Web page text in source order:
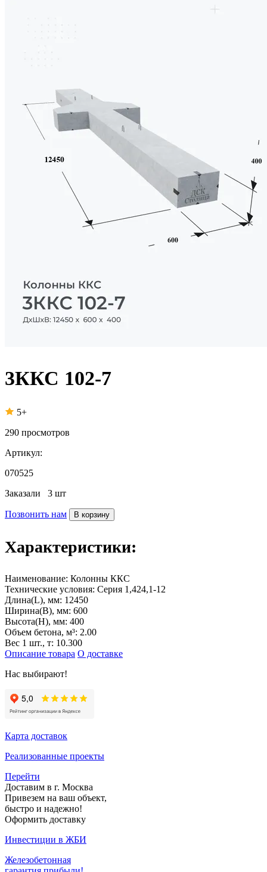
3ККС 102-7
5+
290 просмотров
Артикул:
070525
Заказали 3 шт
Позвонить нам В корзину
Характеристики:
Наименование: Колонны ККС
Технические условия: Серия 1,424,1-12
Длина(L), мм: 12450
Ширина(B), мм: 600
Высота(H), мм: 400
Объем бетона, м³: 2.00
Вес 1 шт., т: 10.300
Описание товара О доставке
Нас выбирают!
Карта доставок
Реализованные проекты
Перейти
Доставим в г. Москва
Привезем на ваш объект,
быстро и надежно!
Оформить доставку
Инвестиции в ЖБИ
Железобетонная